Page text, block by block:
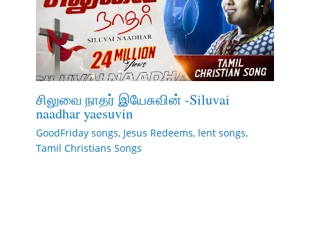
சிலுவை நாதர் இயேசுவின் -Siluvai
naadhar yaesuvin
GoodFriday songs, Jesus Redeems, lent songs,
Tamil Christians Songs